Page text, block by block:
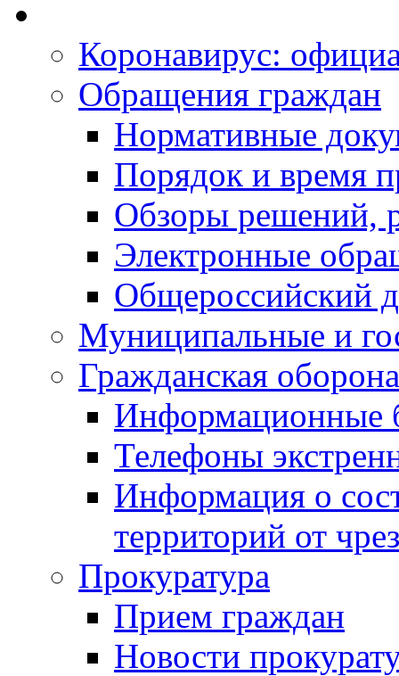
Коронавирус:
Обращения граждан
Нормативные
Порядок и время
Обзоры решений,
Электронные
Общероссийский
Муниципальные и
Гражданская
Информационные
Телефоны
Информация о
территорий от
Прокуратура
Прием граждан
Новости